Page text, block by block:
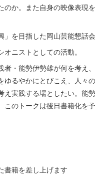
か。また自身の映像表現
を目指した岡山芸能懇話
ニストとしての活動。
・能勢伊勢雄が何を考え
るやかにとびこえ、人々
実践する場としたい。能
のトークは後日書籍化を予
書籍を差し上げます